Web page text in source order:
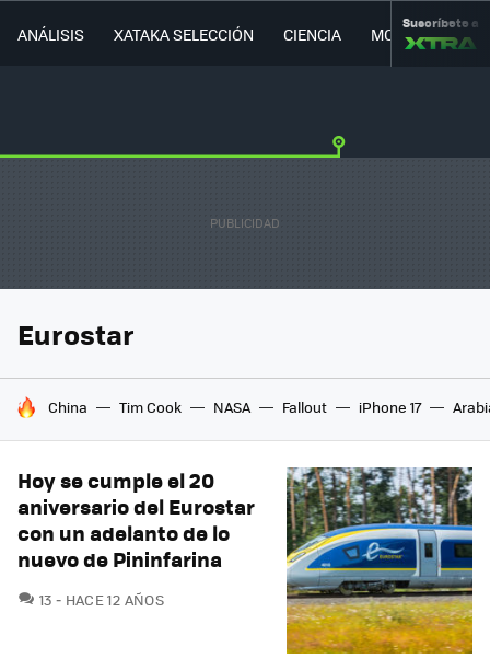
ANÁLISIS XATAKA SELECCIÓN CIENCIA MOVILIDAD
Suscríbete a
Eurostar
HOY SE HABLA DE
China Tim Cook NASA Fallout iPhone 17
Hoy se cumple el 20
aniversario del Eurostar
con un adelanto de lo
nuevo de Pininfarina
13 COMENTARIOS
HACE 12 AÑOS